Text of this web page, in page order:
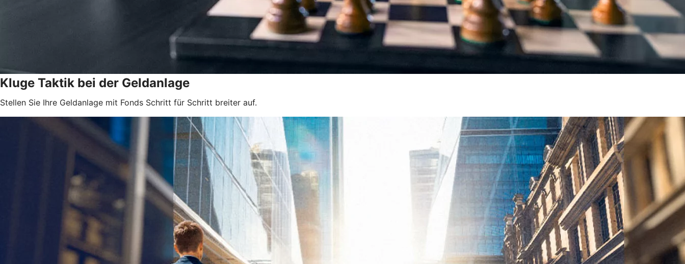
Kluge Taktik bei der Geldanlage
Stellen Sie Ihre Geldanlage mit Fonds Schritt für Schritt breiter auf.